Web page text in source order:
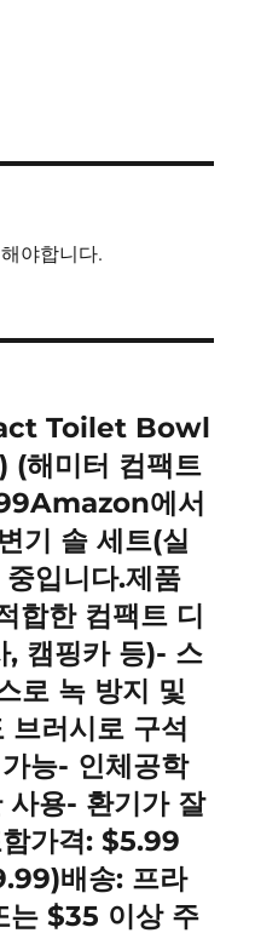
해야합니다.
Toilet Bowl
해미터 컴팩트
에서
기 솔 세트(실
입니다.제품
합한 컴팩트 디
, 캠핑카 등)- 스
로 녹 방지 및
브러시로 구석
능- 인체공학
사용- 환기가 잘
가격: $5.99
배송: 프라
는 $35 이상 주